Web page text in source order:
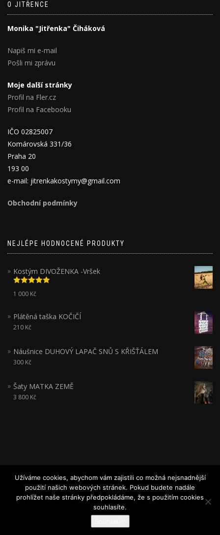
O JITŘENCE
Monika "Jitřenka" Čiháková
Napiš mi e-mail
Pošli mi zprávu
Moje další stránky
Profil na Fler.cz
Profil na Facebooku
IČO 02825007
Komárovská 331/36
Praha 20
193 00
e-mail: jitrenkakostymy@gmail.com
Obchodní podmínky
NEJLÉPE HODNOCENÉ PRODUKTY
Kostým DIVOŽENKA -Vršek
Hodnocení
5.00z 5
1 000 Kč
Plátěná taška KOČIČÍ
210 Kč
Náušnice DUHOVÝ LAPAČ SNŮ S KŘIŠŤÁLEM
300 Kč
Šaty MATKA ZEMĚ
3 800 Kč
JITŘENKA
Za podporyWordPress
Užíváme cookies, abychom vám zajistili co možná nejsnadnější
použití našich webových stránek. Pokud budete nadále
prohlížet naše stránky předpokládáme, že s použitím cookies
souhlasíte.